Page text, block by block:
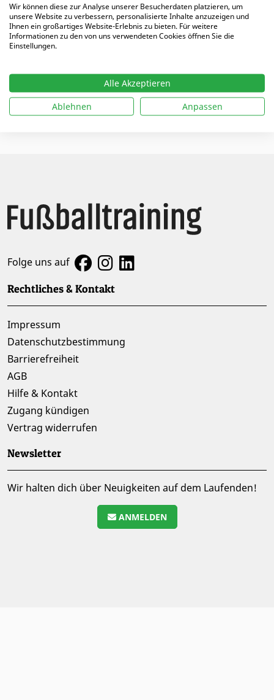
markierte Felder sind Pflichtfelder
Ich möchte mich einloggen
Folge uns auf
Rechtliches & Kontakt
Impressum
Datenschutzbestimmung
Barrierefreiheit
AGB
Hilfe & Kontakt
Zugang kündigen
Vertrag widerrufen
Newsletter
Wir halten dich über Neuigkeiten auf dem Laufenden!
ANMELDEN
Wir können diese zur Analyse unserer Besucherdaten platzieren, um
unsere Website zu verbessern, personalisierte Inhalte anzuzeigen und
Ihnen ein großartiges Website-Erlebnis zu bieten. Für weitere
Informationen zu den von uns verwendeten Cookies öffnen Sie die
Einstellungen.
Alle Akzeptieren
Ablehnen
Anpassen